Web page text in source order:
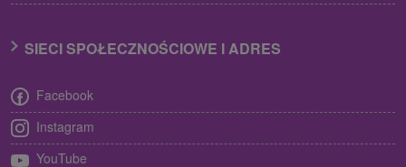
SIECI SPOŁECZNOŚCIOWE I ADRES
Facebook
Instagram
YouTube